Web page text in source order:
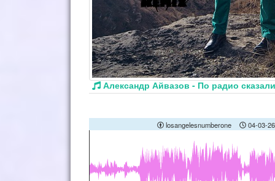
Александр Айвазов - По радио
losangelesnumberone 04-03-